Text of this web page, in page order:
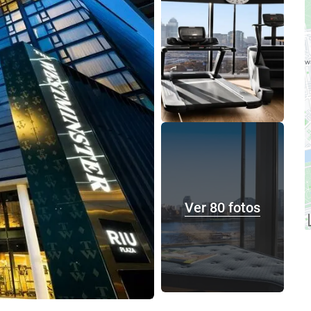
Ver 80 fotos